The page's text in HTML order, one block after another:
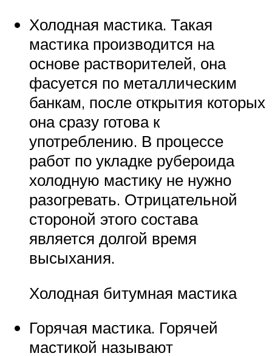
Холодная мастика. Такая
мастика производится на
основе растворителей, она
фасуется по металлическим
банкам, после открытия которых
она сразу готова к
употреблению. В процессе
работ по укладке рубероида
холодную мастику не нужно
разогревать. Отрицательной
стороной этого состава
является долгой время
высыхания.
Холодная битумная мастика
Горячая мастика. Горячей
мастикой называют